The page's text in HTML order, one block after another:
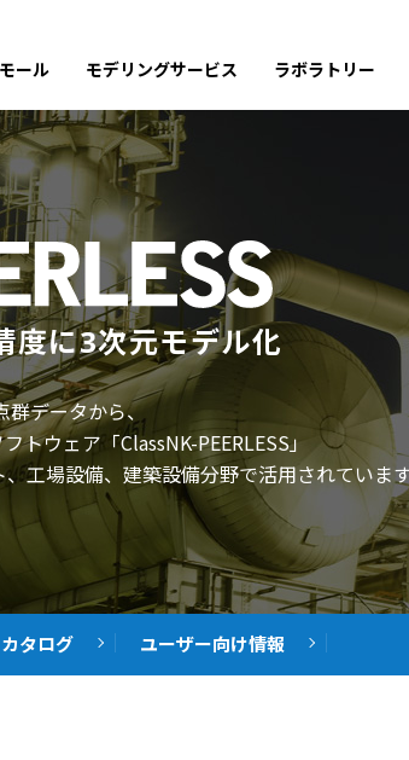
ール モデリングサービス ラボラトリー
度に3次元モデル化
群データから、
トウェア 「ClassNK-PEERLESS」
工場設備、 建築設備分野で活用されています
カタログ ユーザー向け情報